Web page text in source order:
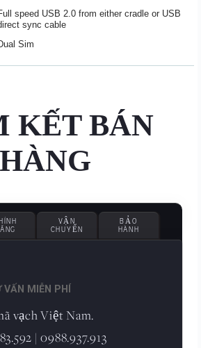
speed USB 2.0 from either cradle or USB
sync cable
Sim
KẾT BÁN
HÀNG
VẬN
CHUYỂN
BẢO
HÀNH
MIỄN PHÍ
vạch Việt Nam.
| 0988.937.913